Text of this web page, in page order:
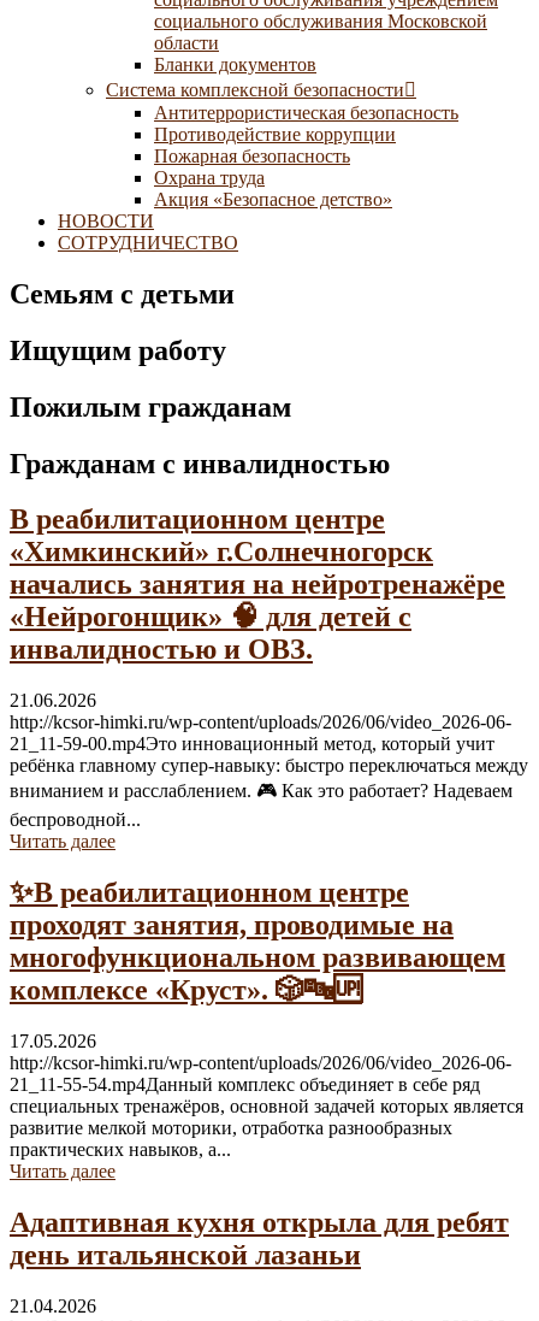
социального обслуживания Московской
области
Бланки документов
Система комплексной безопасности
Антитеррористическая безопасность
Противодействие коррупции
Пожарная безопасность
Охрана труда
Акция «Безопасное детство»
НОВОСТИ
СОТРУДНИЧЕСТВО
Семьям с детьми
Ищущим работу
Пожилым гражданам
Гражданам с инвалидностью
В реабилитационном центре
«Химкинский» г.Солнечногорск
начались занятия на нейротренажёре
«Нейрогонщик» 🧠 для детей с
инвалидностью и ОВЗ.
21.06.2026
http://kcsor-himki.ru/wp-content/uploads/2026/06/video_2026-06-
21_11-59-00.mp4Это инновационный метод, который учит
ребёнка главному супер-навыку: быстро переключаться между
вниманием и расслаблением. 🎮 Как это работает? Надеваем
беспроводной...
Читать далее
✨В реабилитационном центре
проходят занятия, проводимые на
многофункциональном развивающем
комплексе «Круст». 🎲🔤🆙
17.05.2026
http://kcsor-himki.ru/wp-content/uploads/2026/06/video_2026-06-
21_11-55-54.mp4Данный комплекс объединяет в себе ряд
специальных тренажёров, основной задачей которых является
развитие мелкой моторики, отработка разнообразных
практических навыков, а...
Читать далее
Адаптивная кухня открыла для ребят
день итальянской лазаньи
21.04.2026